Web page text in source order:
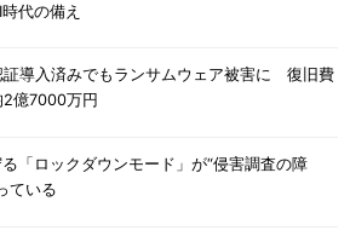
代の備え
証導入済みでもランサムウェア被害に 復旧費
2億7000万円
「ロックダウンモード」が“侵害調査の障
ている